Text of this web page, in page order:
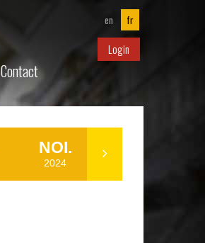
Contact
en fr
Login
NOI.
2024